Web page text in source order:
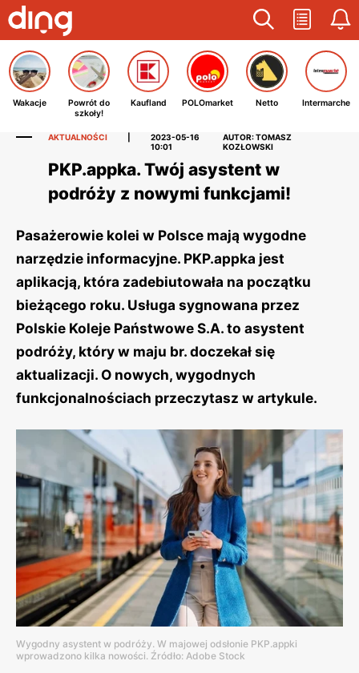
Wakacje
Powrót do
szkoły!
Kaufland POLOmarket Netto Intermarche
AKTUALNOŚCI
2023-05-16
10:01
AUTOR: TOMASZ
KOZŁOWSKI
PKP.appka. Twój asystent w
podróży z nowymi funkcjami!
Pasażerowie kolei w Polsce mają wygodne
narzędzie informacyjne. PKP.appka jest
aplikacją, która zadebiutowała na początku
bieżącego roku. Usługa sygnowana przez
Polskie Koleje Państwowe S.A. to asystent
podróży, który w maju br. doczekał się
aktualizacji. O nowych, wygodnych
funkcjonalnościach przeczytasz w artykule.
Wygodny asystent w podróży. W majowej odsłonie PKP.appki
wprowadzono kilka nowości. Źródło: Adobe Stock